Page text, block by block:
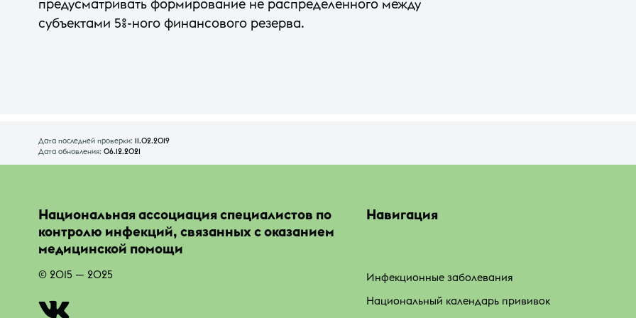
предусматривать формирование не распределенного между
субъектами 5%-ного финансового резерва.
Дата последней проверки: 11.02.2019
Дата обновления: 06.12.2021
Национальная ассоциация специалистов по
контролю инфекций, связанных с оказанием
медицинской помощи
© 2015 — 2025
Навигация
Инфекционные заболевания
Национальный календарь прививок